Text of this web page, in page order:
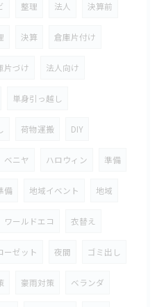
整理 法人 決算前
決算 倉庫片付け
片づけ 法人向け
単身引っ越し
荷物運搬 DIY
ベニヤ ハロウィン 準備
備 地域イベント 地域
ワールドエコ 衣替え
ーゼット 夜間 ゴミ出し
豪雨対策 ベランダ